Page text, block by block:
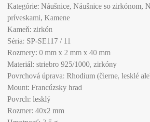
Kategórie: Náušnice, Náušnice so zirkónom,
príveskami, Kamene
Kameň: zirkón
Séria: SP-SE117 / 11
Rozmery: 0 mm x 2 mm x 40 mm
Materiál: striebro 925/1000, zirkóny
Povrchová úprava: Rhodium (čierne, lesklé
Mount: Francúzsky hrad
Povrch: lesklý
Rozmer: 40x2 mm